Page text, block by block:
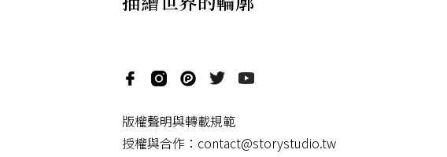
版權聲明與轉載規範
授權與合作： contact@storystudio.tw